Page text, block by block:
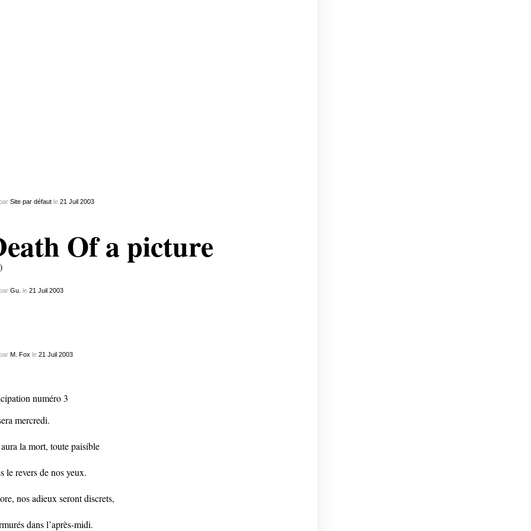
Site par défautle 21 Juil 2003
Of a picture
Gu. le 21 Juil 2003
M. Fox le 21 Juil 2003
numéro 3
mercredi.
la mort, toute paisible
le revers de nos yeux.
nos adieux seront discrets,
dans l’après-midi.